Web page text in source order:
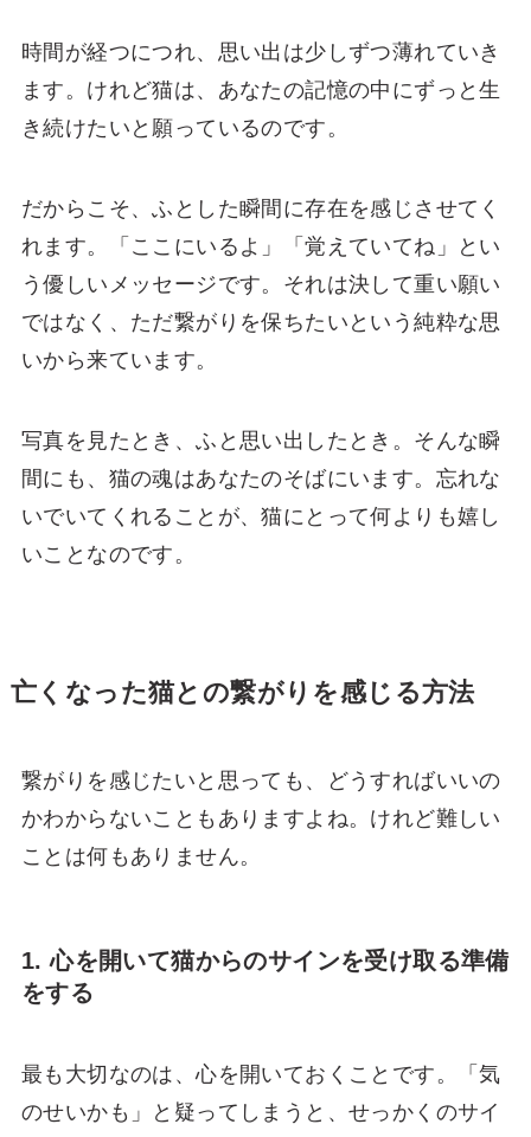
時間が経つにつれ、思い出は少しずつ薄れていき
ます。けれど猫は、あなたの記憶の中にずっと生
き続けたいと願っているのです。
だからこそ、ふとした瞬間に存在を感じさせてく
れます。「ここにいるよ」「覚えていてね」とい
う優しいメッセージです。それは決して重い願い
ではなく、ただ繋がりを保ちたいという純粋な思
いから来ています。
写真を見たとき、ふと思い出したとき。そんな瞬
間にも、猫の魂はあなたのそばにいます。忘れな
いでいてくれることが、猫にとって何よりも嬉し
いことなのです。
亡くなった猫との繋がりを感じる方法
繋がりを感じたいと思っても、どうすればいいの
かわからないこともありますよね。けれど難しい
ことは何もありません。
1. 心を開いて猫からのサインを受け取る準備
をする
最も大切なのは、心を開いておくことです。「気
のせいかも」と疑ってしまうと、せっかくのサイ